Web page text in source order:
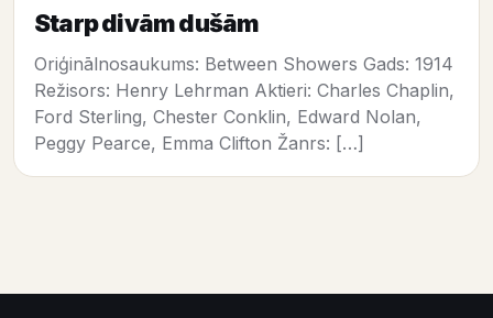
Starp divām dušām
Oriģinālnosaukums: Between Showers Gads: 1914
Režisors: Henry Lehrman Aktieri: Charles Chaplin,
Ford Sterling, Chester Conklin, Edward Nolan,
Peggy Pearce, Emma Clifton Žanrs: […]